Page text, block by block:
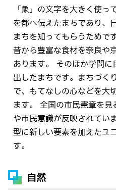
「象」の文字を大きく使っ
を都へ伝えたまちであり、
まちを知ってもらうためで
昔から豊富な食材を奈良や
あります。 そのほか学問
出したまちです。まちづく
で、もてなしの心などを大
ます。 全国の市民憲章を
や市民意識が反映されてい
型に新しい要素を加えたユ
す。
自然